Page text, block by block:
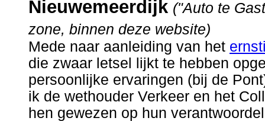
Nieuwemeerdijk ("Auto te
zone, binnen deze website)
Mede naar aanleiding van het
die zwaar letsel lijkt te hebben
persoonlijke ervaringen (bij de
ik de wethouder Verkeer en het
hen gewezen op hun